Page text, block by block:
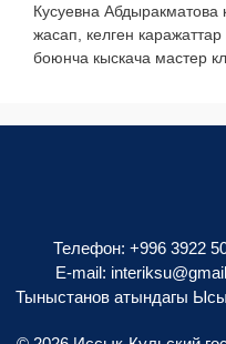
Кусуевна Абдыракматова
жасап, келген
боюнча кыскача мастер
Телефон: +996 3922
E-mail:
Тыныстанов атындагы